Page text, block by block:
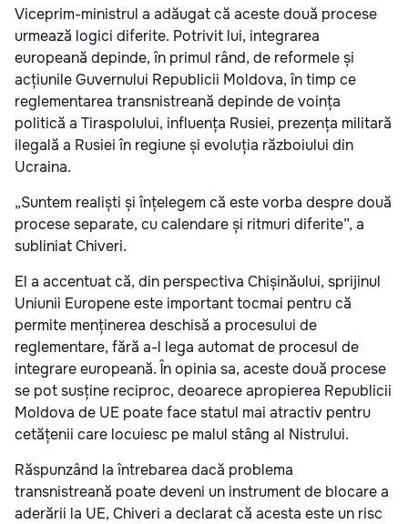
Viceprim-ministrul a adăugat că aceste două procese
urmează logici diferite. Potrivit lui, integrarea
europeană depinde, în primul rând, de reformele și
acțiunile Guvernului Republicii Moldova, în timp ce
reglementarea transnistreană depinde de voința
politică a Tiraspolului, influența Rusiei, prezența militară
ilegală a Rusiei în regiune și evoluția războiului din
Ucraina.
„Suntem realiști și înțelegem că este vorba despre două
procese separate, cu calendare și ritmuri diferite”, a
subliniat Chiveri.
El a accentuat că, din perspectiva Chișinăului, sprijinul
Uniunii Europene este important tocmai pentru că
permite menținerea deschisă a procesului de
reglementare, fără a-l lega automat de procesul de
integrare europeană. În opinia sa, aceste două procese
se pot susține reciproc, deoarece apropierea Republicii
Moldova de UE poate face statul mai atractiv pentru
cetățenii care locuiesc pe malul stâng al Nistrului.
Răspunzând la întrebarea dacă problema
transnistreană poate deveni un instrument de blocare a
aderării la UE, Chiveri a declarat că acesta este un risc